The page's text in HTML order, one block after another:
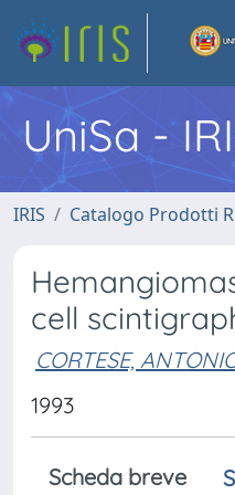
UniSa -
IRIS Catalogo Prodotti
cell
CORTESE,
1993
Scheda breve